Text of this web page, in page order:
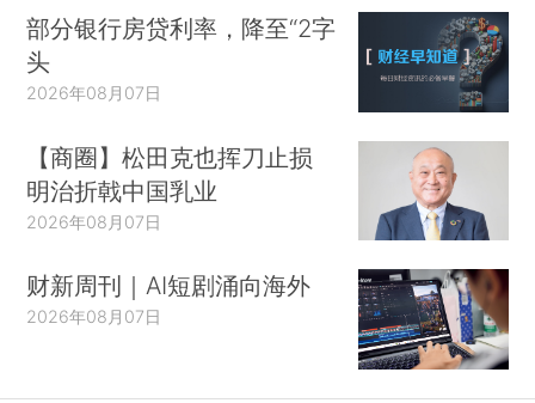
部分银行房贷利率，降至“2字
头
2026年08月07日
【商圈】松田克也挥刀止损
明治折戟中国乳业
2026年08月07日
财新周刊｜AI短剧涌向海外
2026年08月07日